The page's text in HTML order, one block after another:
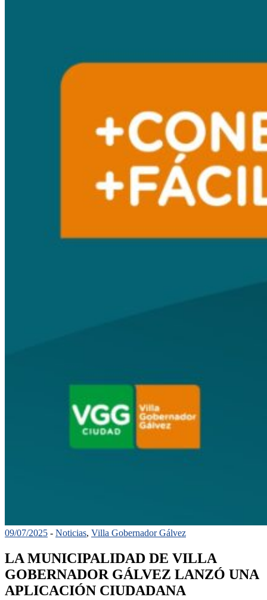
09/07/2025 - Noticias, Villa Gobernador Gálvez
LA MUNICIPALIDAD DE VILLA
GOBERNADOR GÁLVEZ LANZÓ UNA
APLICACIÓN CIUDADANA